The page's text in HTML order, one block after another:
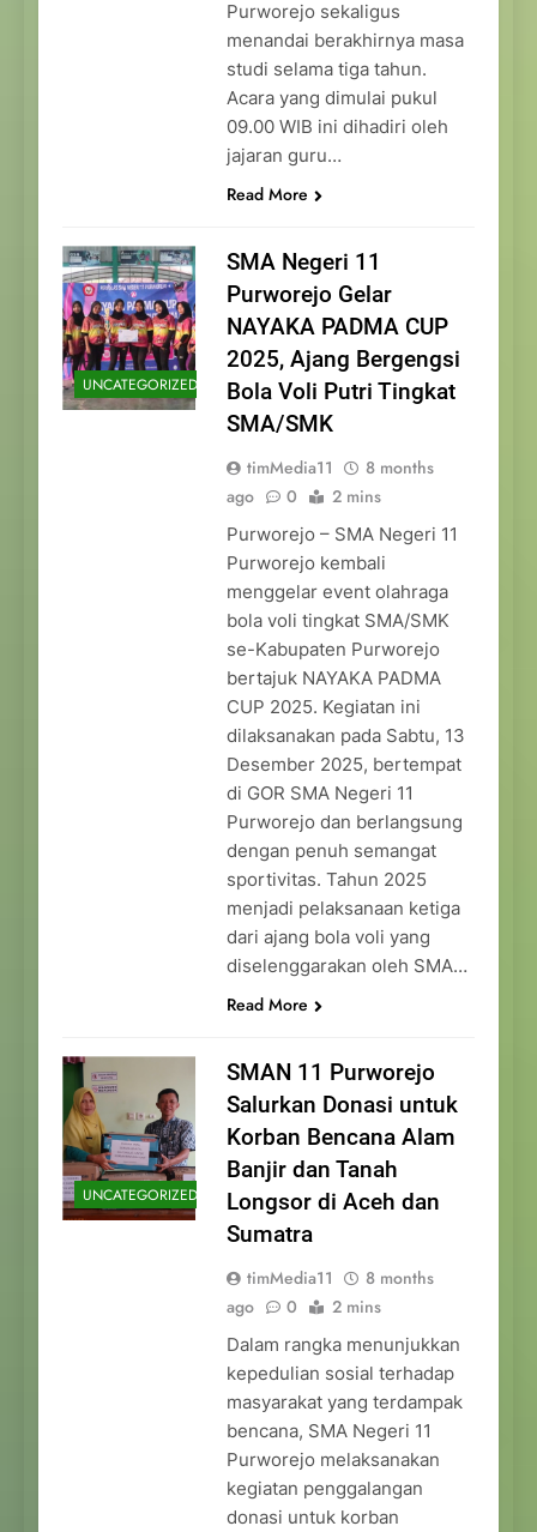
Purworejo sekaligus
menandai berakhirnya masa
studi selama tiga tahun.
Acara yang dimulai pukul
09.00 WIB ini dihadiri oleh
jajaran guru…
Read More
UNCATEGORIZED
SMA Negeri 11
Purworejo Gelar
NAYAKA PADMA CUP
2025, Ajang Bergengsi
Bola Voli Putri Tingkat
SMA/SMK
timMedia11
8 months
ago
0 2 mins
Purworejo – SMA Negeri 11
Purworejo kembali
menggelar event olahraga
bola voli tingkat SMA/SMK
se-Kabupaten Purworejo
bertajuk NAYAKA PADMA
CUP 2025. Kegiatan ini
dilaksanakan pada Sabtu, 13
Desember 2025, bertempat
di GOR SMA Negeri 11
Purworejo dan berlangsung
dengan penuh semangat
sportivitas. Tahun 2025
menjadi pelaksanaan ketiga
dari ajang bola voli yang
diselenggarakan oleh SMA…
Read More
UNCATEGORIZED
SMAN 11 Purworejo
Salurkan Donasi untuk
Korban Bencana Alam
Banjir dan Tanah
Longsor di Aceh dan
Sumatra
timMedia11
8 months
ago
0 2 mins
Dalam rangka menunjukkan
kepedulian sosial terhadap
masyarakat yang terdampak
bencana, SMA Negeri 11
Purworejo melaksanakan
kegiatan penggalangan
donasi untuk korban